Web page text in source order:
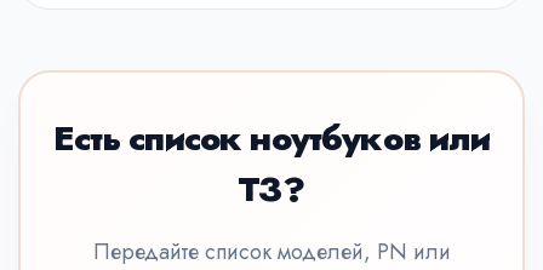
Есть список ноутбуков или
ТЗ?
Передайте список моделей, PN или